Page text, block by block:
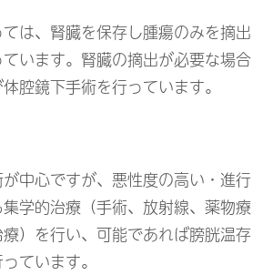
は、腎臓を保存し腫瘍のみを摘出
います。腎臓の摘出が必要な場合
腔鏡下手術を行っています。
中心ですが、悪性度の高い・進行
学的治療（手術、放射線、薬物療
）を行い、可能であれば膀胱温存
ています。